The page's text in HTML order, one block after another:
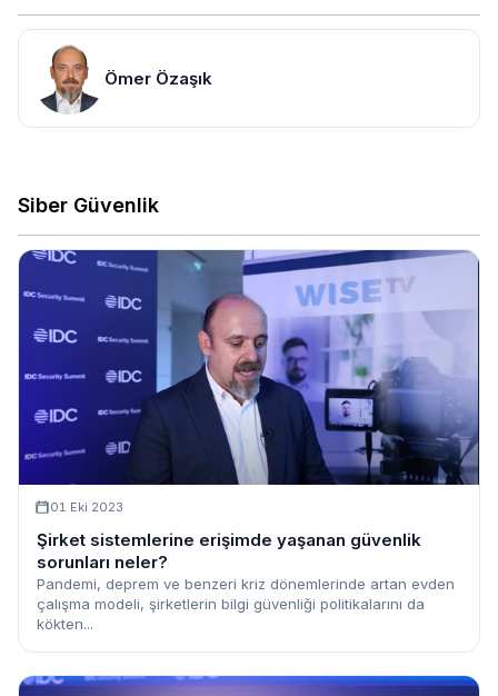
Ömer Özaşık
Siber Güvenlik
01 Eki 2023
Şirket sistemlerine erişimde yaşanan güvenlik
sorunları neler?
Pandemi, deprem ve benzeri kriz dönemlerinde artan evden
çalışma modeli, şirketlerin bilgi güvenliği politikalarını da
kökten...